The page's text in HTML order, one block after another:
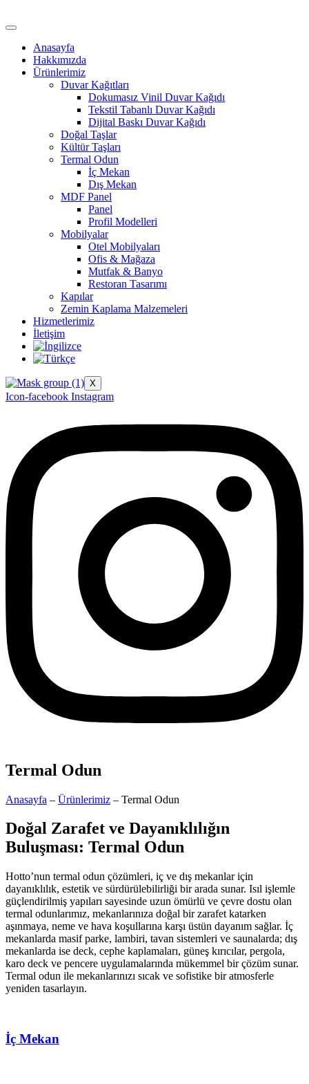
Anasayfa
Hakkımızda
Ürünlerimiz
Duvar Kağıtları
Dokumasız Vinil Duvar Kağıdı
Tekstil Tabanlı Duvar Kağıdı
Dijital Baskı Duvar Kağıdı
Doğal Taşlar
Kültür Taşları
Termal Odun
İç Mekan
Dış Mekan
MDF Panel
Panel
Profil Modelleri
Mobilyalar
Otel Mobilyaları
Ofis & Mağaza
Mutfak & Banyo
Restoran Tasarımı
Kapılar
Zemin Kaplama Malzemeleri
Hizmetlerimiz
İletişim
X
Icon-facebook Instagram
Termal Odun
Anasayfa – Ürünlerimiz – Termal Odun
Doğal Zarafet ve Dayanıklılığın
Buluşması: Termal Odun
Hotto’nun termal odun çözümleri, iç ve dış mekanlar için
dayanıklılık, estetik ve sürdürülebilirliği bir arada sunar. Isıl işlemle
güçlendirilmiş yapıları sayesinde uzun ömürlü ve çevre dostu olan
termal odunlarımız, mekanlarınıza doğal bir zarafet katarken
aşınmaya, neme ve hava koşullarına karşı üstün dayanım sağlar. İç
mekanlarda masif parke, lambiri, tavan sistemleri ve saunalarda; dış
mekanlarda ise deck, cephe kaplamaları, güneş kırıcılar, pergola,
karo deck ve pencere uygulamalarında mükemmel bir çözüm sunar.
Termal odun ile mekanlarınızı sıcak ve sofistike bir atmosferle
yeniden tasarlayın.
İç Mekan